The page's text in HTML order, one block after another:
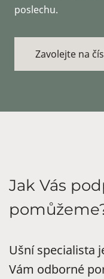
poslechu.
Zavolejte na
Jak Vás
Ušní specialista
Vám odborné